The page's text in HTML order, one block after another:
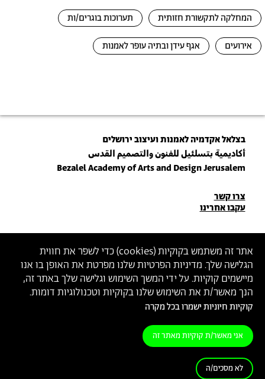
אתר זה משתמש בקוקיות (cookies) כדי לשפר את חווית
הגלישה שלך. מדיניות הפרטיות שלנו מפרטת את האופן בו אנו
מיישמים קוקיות. על ידי המשך השימוש וגלישה שלך באתר זה,
הנך מאשר/ת את השימוש שלנו בקוקיות וטכנולוגיות דומות.
קוקיות חיוניות ישמרו בכל מקרה
אני מאשר/ת קוקיות מאתר זה
לא מסכים/ה
המחלקה לתקשורת חזותית תערוכות בוגרים/ות
אירועים אגף עידן ובתיה עופר לאמנות
בצלאל אקדמיה לאמנות ועיצוב ירושלים
أكاديمية بتسلئيل للفنون والتصميم القدس
Bezalel Academy of Arts and Design Jerusalem
פרטי
יצירת
קשר
צרו קשר
עקבו אחרינו
הצטרפו לניוזלטר שלנו
הכניסו כתובת מייל
ההצטרפות מהווה הסכמה למדיניות הפרטיות ול תנאי השימוש של בצלאל
הצהרת נגישות מדיניות פרטיות